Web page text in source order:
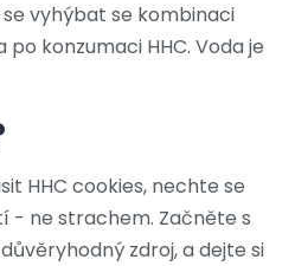
vyhýbat se kombinaci
konzumaci HHC. Voda je
HHC cookies, nechte se
- ne strachem. Začněte s
zdroj, a dejte si